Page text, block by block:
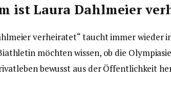
ist Laura Dahlmeier
verheiratet“ taucht immer wieder
möchten wissen, ob die
bewusst aus der Öffentlichkeit